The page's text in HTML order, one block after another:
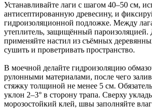
Устанавливайте лаги с шагом 40–50 см,
антисептированную древесину, и
гидроизоляционной подложке. Между
утеплитель, защищённый пароизоляцией.
применяйте настил из съёмных
сушить и проветривать пространство.
В моечной делайте гидроизоляцию
рулонными материалами, после чего
стяжку толщиной не менее 5 см.
уклон 2–3° в сторону трапа. Сверху
морозостойкий клей, швы заполняйте